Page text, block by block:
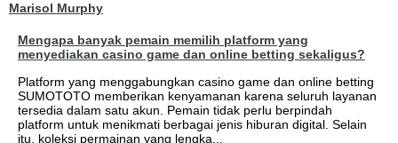
Marisol Murphy
Mengapa banyak pemain memilih platform yang
menyediakan casino game dan online betting sekaligus?
Platform yang menggabungkan casino game dan online betting
SUMOTOTO memberikan kenyamanan karena seluruh layanan
tersedia dalam satu akun. Pemain tidak perlu berpindah
platform untuk menikmati berbagai jenis hiburan digital. Selain
itu, koleksi permainan yang lengka...